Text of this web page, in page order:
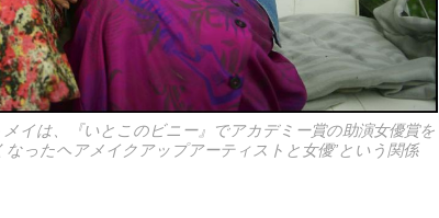
イは、『いとこのビニー』でアカデミー賞の助演女優賞を
ったヘアメイクアップアーティストと女優”という関係